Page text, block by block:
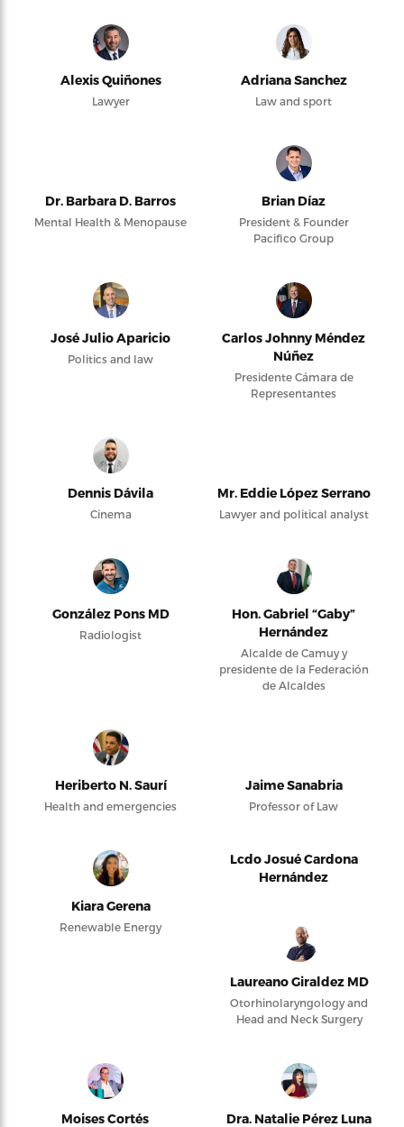
Alexis Quiñones
Lawyer
Adriana Sanchez
Law and sport
Dr. Barbara D. Barros
Mental Health & Menopause
Brian Díaz
President & Founder
Pacifico Group
José Julio Aparicio
Politics and law
Carlos Johnny Méndez
Núñez
Presidente Cámara de
Representantes
Dennis Dávila
Cinema
Mr. Eddie López Serrano
Lawyer and political analyst
González Pons MD
Radiologist
Hon. Gabriel “Gaby”
Hernández
Alcalde de Camuy y
presidente de la Federación
de Alcaldes
Heriberto N. Saurí
Health and emergencies
Jaime Sanabria
Professor of Law
Kiara Gerena
Renewable Energy
Lcdo Josué Cardona
Hernández
Laureano Giraldez MD
Otorhinolaryngology and
Head and Neck Surgery
Moises Cortés Dra. Natalie Pérez Luna